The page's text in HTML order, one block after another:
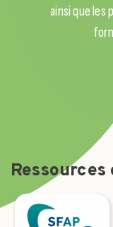
ainsi que